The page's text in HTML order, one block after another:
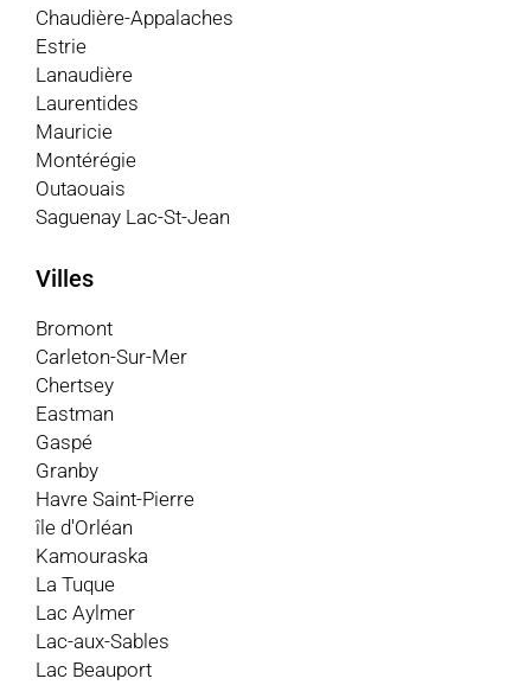
Chaudière-Appalaches
Estrie
Lanaudière
Laurentides
Mauricie
Montérégie
Outaouais
Saguenay Lac-St-Jean
Villes
Bromont
Carleton-Sur-Mer
Chertsey
Eastman
Gaspé
Granby
Havre Saint-Pierre
île d'Orléan
Kamouraska
La Tuque
Lac Aylmer
Lac-aux-Sables
Lac Beauport